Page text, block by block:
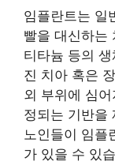
임플란트는 일
빨을 대신하는
티타늄 등의
진 치아 혹은
외 부위에 심
정되는 기반을
노인들이 임플
가 있을 수 있